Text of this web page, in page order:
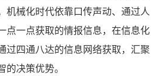
机械化时代依靠口传声动、通过人
点一点获取的情报信息，在信息化
过四通八达的信息网络获取，汇聚
决策优势。